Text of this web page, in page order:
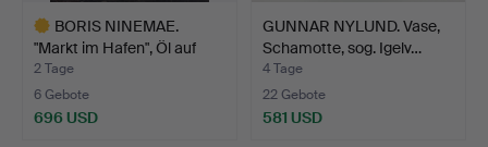
BORIS NINEMAE.
"Markt im Hafen", Öl auf
Le…
2 Tage
6 Gebote
696 USD
GUNNAR NYLUND. Vase,
Schamotte, sog. Igelv…
4 Tage
22 Gebote
581 USD